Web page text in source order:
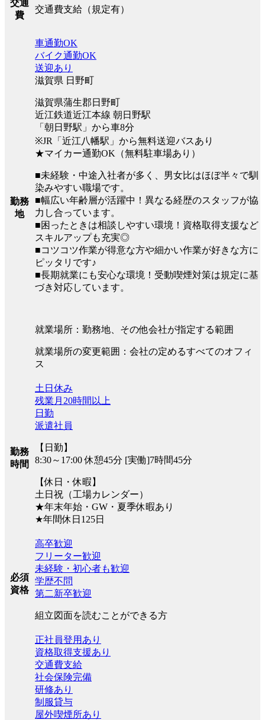
交通
費
交通費支給（規定有）
勤務
地
車通勤OK
バイク通勤OK
送迎あり
滋賀県 日野町
滋賀県蒲生郡日野町
近江鉄道近江本線 朝日野駅
「朝日野駅」から車8分
※JR「近江八幡駅」から無料送迎バスあり
★マイカー通勤OK（無料駐車場あり）
■未経験・中途入社者が多く、男女比はほぼ半々で馴
染みやすい職場です。
■幅広い年齢層が活躍中！異なる経歴のスタッフが協
力し合っています。
■困ったときは相談しやすい環境！資格取得支援など
スキルアップも充実◎
■コツコツ作業が得意な方や細かい作業が好きな方に
ピッタリです♪
■長期就業にも安心な環境！受動喫煙対策は規定に基
づき対応しています。
就業場所：勤務地、その他会社が指定する範囲
就業場所の変更範囲：会社の定めるすべてのオフィ
ス
勤務
時間
土日休み
残業月20時間以上
日勤
派遣社員
【日勤】
8:30～17:00 休憩45分 [実働]7時間45分
【休日・休暇】
土日祝（工場カレンダー）
★年末年始・GW・夏季休暇あり
★年間休日125日
必須
資格
高卒歓迎
フリーター歓迎
未経験・初心者も歓迎
学歴不問
第二新卒歓迎
組立図面を読むことができる方
正社員登用あり
資格取得支援あり
交通費支給
社会保険完備
研修あり
制服貸与
屋外喫煙所あり